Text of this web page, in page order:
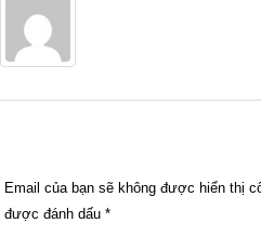
Email của bạn sẽ không được hiển thị
được đánh dấu *